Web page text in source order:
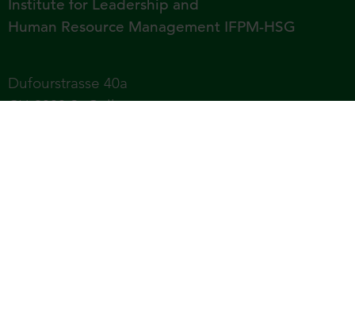
Institute for Leadership and
Human Resource Management IFPM-HSG
Dufourstrasse 40a
CH-9000 St.Gallen